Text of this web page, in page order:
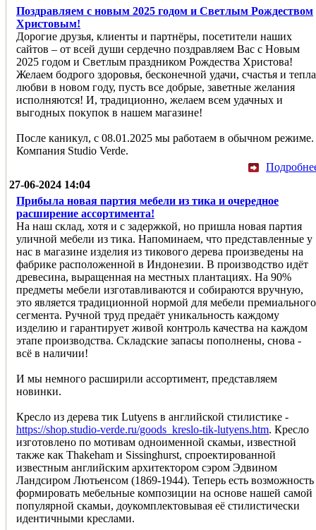
Поздравляем с новым 2025 годом и Светлым Рождеством
Христовым!
Дорогие друзья, клиенты и партнёры, посетители наших
сайтов – от всей души сердечно поздравляем Вас с Новым
2025 годом и Светлым праздником Рождества Христова!
Желаем бодрого здоровья, бесконечной удачи, счастья и тепла
любви в новом году, пусть все добрые, заветные желания
исполняются! И, традиционно, желаем всем удачных и
выгодных покупок в нашем магазине!
После каникул, с 08.01.2025 мы работаем в обычном режиме.
Компания Studio Verde.
27-06-2024 14:04
Прибыла новая партия мебели из тика и очередное
расширение ассортимента!
На наш склад, хотя и с задержкой, но пришла новая партия
уличной мебели из тика. Напоминаем, что представленные у
нас в магазине изделия из тикового дерева произведены на
фабрике расположенной в Индонезии. В производство идёт
древесина, выращенная на местных плантациях. На 90%
предметы мебели изготавливаются и собираются вручную,
это является традиционной нормой для мебели премиального
сегмента. Ручной труд предаёт уникальность каждому
изделию и гарантирует живой контроль качества на каждом
этапе производства. Складские запасы пополнены, снова -
всё в наличии!
И мы немного расширили ассортимент, представляем
новинки.
Кресло из дерева тик Lutyens в английской стилистике -
https://shop.studio-verde.ru/goods_kreslo-tik-lutyens.htm. Кресло
изготовлено по мотивам одноименной скамьи, известной
также как Thakeham и Sissinghurst, спроектированной
известным английским архитектором сэром Эдвином
Ландсиром Лютьенсом (1869-1944). Теперь есть возможность
формировать мебельные композиции на основе нашей самой
популярной скамьи, доукомплектовывая её стилистически
идентичными креслами.